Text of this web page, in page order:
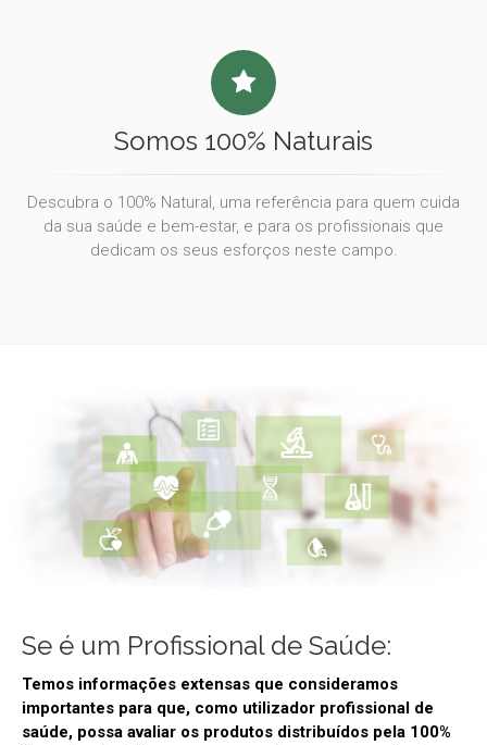
Somos 100% Naturais
Descubra o 100% Natural, uma referência para quem cuida
da sua saúde e bem-estar, e para os profissionais que
dedicam os seus esforços neste campo.
Se é um Profissional de Saúde:
Temos informações extensas que consideramos
importantes para que, como utilizador profissional de
saúde, possa avaliar os produtos distribuídos pela 100%